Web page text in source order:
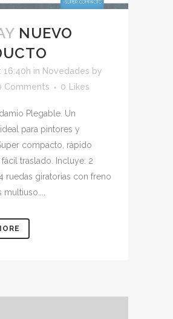
NUEVO
16:40h in Novedades by
Comments 0 Likes
Plegable. Un
para pintores y
compacto, rápido
traslado. Incluye: 2
ruedas giratorias con freno
multiuso....